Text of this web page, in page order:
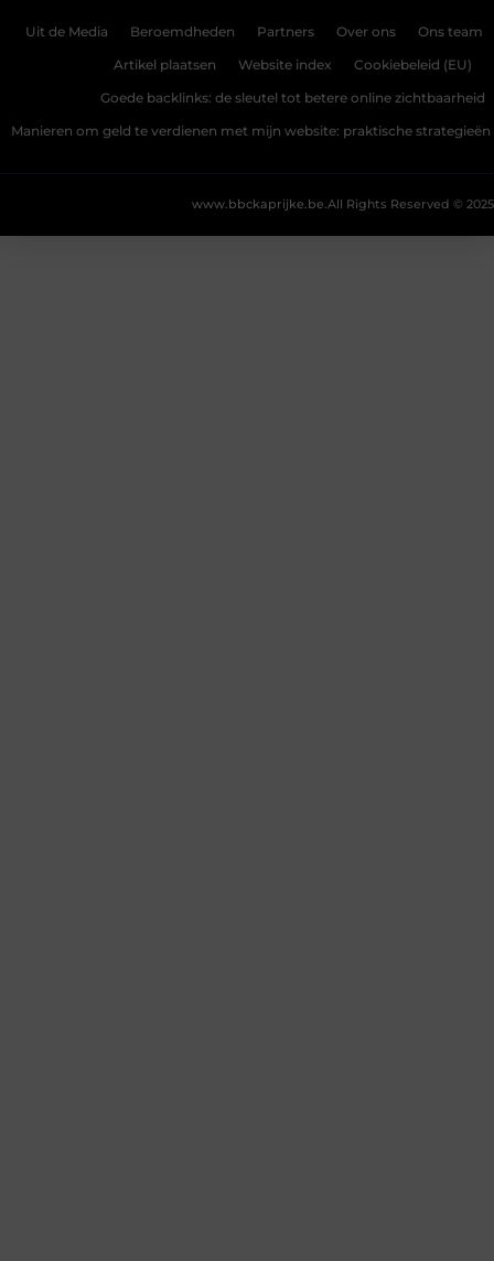
Uit de Media Beroemdheden Partners Over ons Ons team
Artikel plaatsen Website index Cookiebeleid (EU)
Goede backlinks: de sleutel tot betere online zichtbaarheid
Manieren om geld te verdienen met mijn website: praktische strategieën
All Rights Reserved © 2025
www.bbckaprijke.be.